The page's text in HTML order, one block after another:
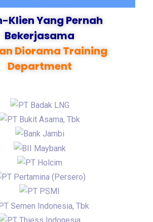
Klien Yang Pernah
Bekerjasama
Diorama Training
Department